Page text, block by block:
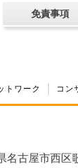
免責事項
トワーク コン
名古屋市西区